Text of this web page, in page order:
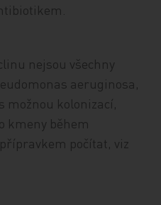
nejsou všechny
aeruginosa,
možnou kolonizací,
kmeny během
počítat, viz